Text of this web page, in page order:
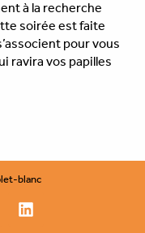
à la recherche
soirée est faite
pour vous
ravira vos papilles
L
i